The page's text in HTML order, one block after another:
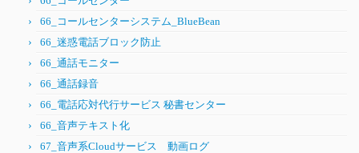
66_コールセンターシステム_BlueBean
66_迷惑電話ブロック防止
66_通話モニター
66_通話録音
66_電話応対代行サービス 秘書センター
66_音声テキスト化
67_音声系Cloudサービス 動画ログ